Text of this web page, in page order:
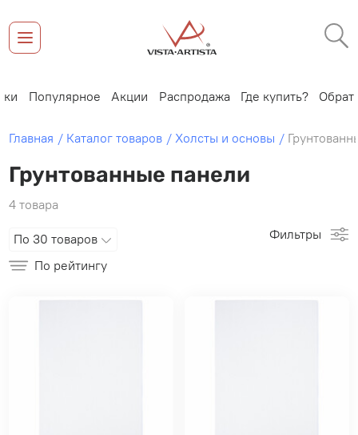
Популярное Акции Распродажа Где купить?
Главная Каталог товаров Холсты и основы
Грунтованные панели
4 товара
По рейтингу
По 30 товаров Фильтры